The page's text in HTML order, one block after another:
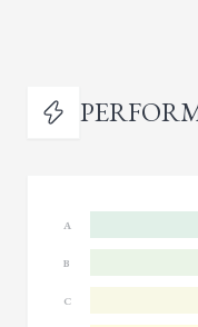
A
B
C